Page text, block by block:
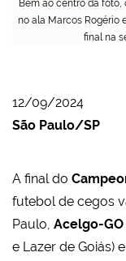
Bem ao centro da foto,
no ala Marcos Rogério
final na
12/09/2024
São Paulo/SP
A final do
futebol de cegos
Paulo, Acelgo-GO
e Lazer de Goiás) e